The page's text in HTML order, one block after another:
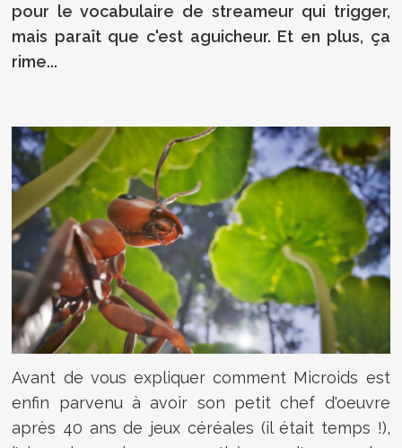
pour le vocabulaire de streameur qui trigger,
mais paraît que c'est aguicheur. Et en plus, ça
rime...
Avant de vous expliquer comment Microids est
enfin parvenu à avoir son petit chef d'oeuvre
après 40 ans de jeux céréales (il était temps !),